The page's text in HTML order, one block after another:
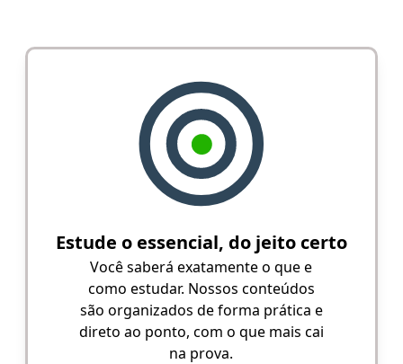
Estude o essencial, do jeito certo
Você saberá exatamente o que e
como estudar. Nossos conteúdos
são organizados de forma prática e
direto ao ponto, com o que mais cai
na prova.